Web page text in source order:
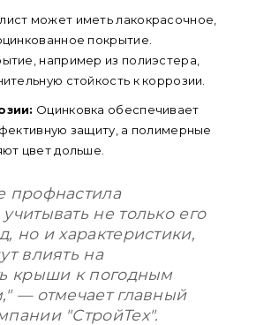
может иметь лакокрасочное,
покрытие.
например из полиэстера,
стойкость к коррозии.
Оцинковка обеспечивает
защиту, а полимерные
цвет дольше.
профнастила
не только его
но и характеристики,
влиять на
крыши к погодным
— отмечает главный
"СтройТех".